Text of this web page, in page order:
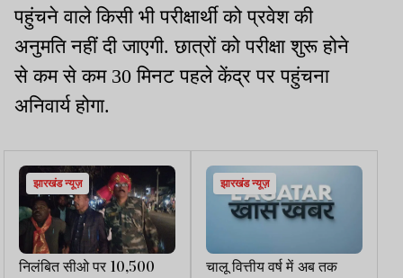
पहुंचने वाले किसी भी परीक्षार्थी को प्रवेश की
अनुमति नहीं दी जाएगी. छात्रों को परीक्षा शुरू होने
से कम से कम 30 मिनट पहले केंद्र पर पहुंचना
अनिवार्य होगा.
झारखंड न्यूज़
निलंबित सीओ पर 10,500
झारखंड न्यूज़
चालू वित्तीय वर्ष में अब तक